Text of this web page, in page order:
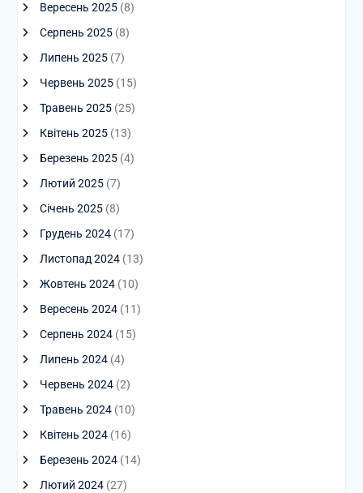
Вересень 2025(8)
Серпень 2025(8)
Липень 2025(7)
Червень 2025(15)
Травень 2025(25)
Квітень 2025(13)
Березень 2025(4)
Лютий 2025(7)
Січень 2025(8)
Грудень 2024(17)
Листопад 2024(13)
Жовтень 2024(10)
Вересень 2024(11)
Серпень 2024(15)
Липень 2024(4)
Червень 2024(2)
Травень 2024(10)
Квітень 2024(16)
Березень 2024(14)
Лютий 2024(27)